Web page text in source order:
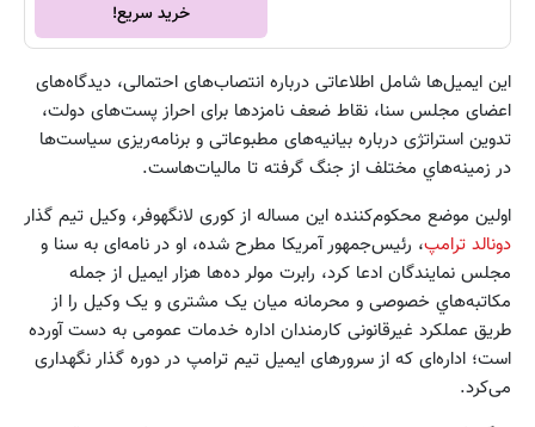
خرید سریع!
این ایمیل‌ها شامل اطلاعاتی درباره انتصاب‌های احتمالی، دیدگاه‌های
اعضای مجلس سنا، نقاط ضعف نامزدها برای احراز پست‌های دولت،
تدوین استراتژی‌ درباره بیانیه‌های مطبوعاتی و برنامه‌ریزی سیاست‌ها
در زمینه‌هاي مختلف از جنگ گرفته تا مالیات‌هاست.
اولین موضع محکوم‌کننده این مساله از کوری لانگهوفر، وکیل تیم گذار
دونالد ترامپ، رئیس‌جمهور آمریکا مطرح شده، او در نامه‌ای به سنا و
مجلس نمایندگان ادعا کرد، رابرت مولر ده‌ها هزار ایمیل از جمله
مکاتبه‌هاي خصوصی و محرمانه میان یک مشتری و یک وکیل را از
طریق عملکرد غیرقانونی کارمندان اداره خدمات عمومی به دست آورده
است؛ اداره‌ای که از سرورهای ایمیل تیم ترامپ در دوره گذار نگهداری
می‌کرد.